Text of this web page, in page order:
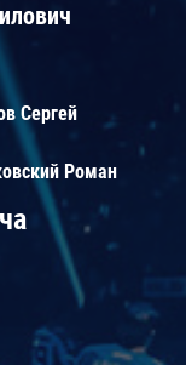
Сергей
Роман